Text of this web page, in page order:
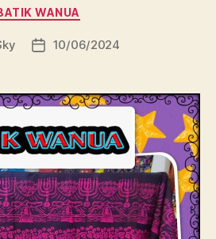
Categories
WANUA
Post10/06/2024